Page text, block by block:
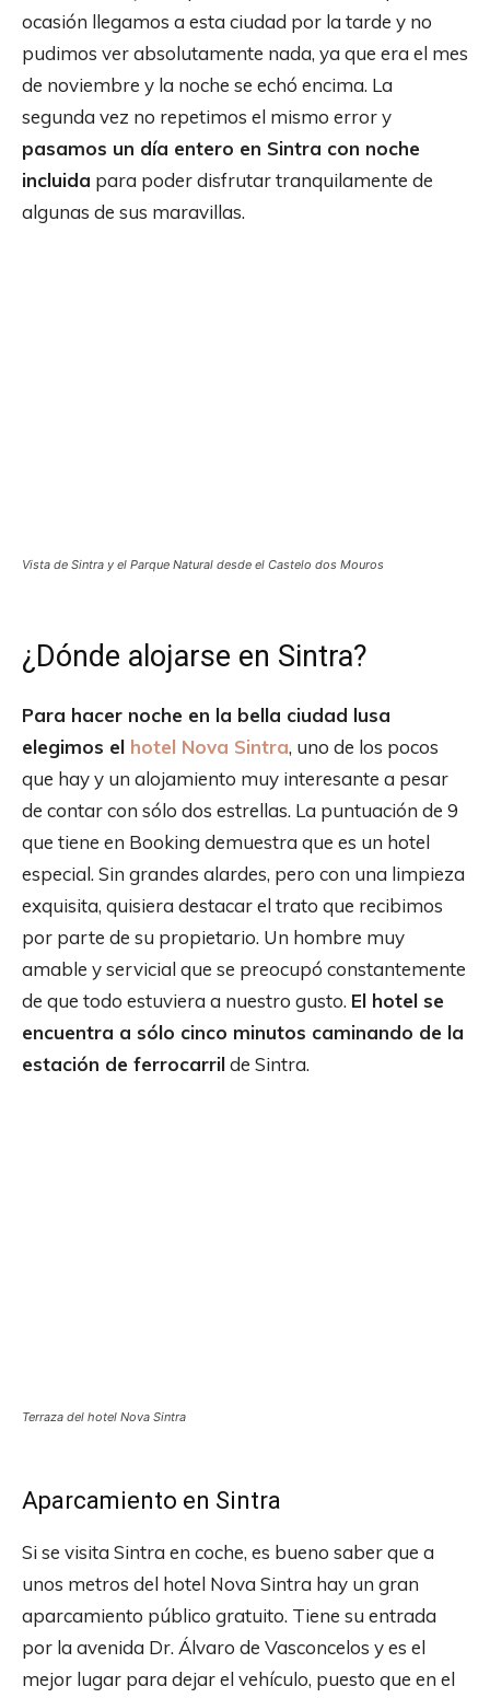
ocasión llegamos a esta ciudad por la tarde y no
pudimos ver absolutamente nada, ya que era el mes
de noviembre y la noche se echó encima. La
segunda vez no repetimos el mismo error y
pasamos un día entero en Sintra con noche
incluida para poder disfrutar tranquilamente de
algunas de sus maravillas.
Vista de Sintra y el Parque Natural desde el Castelo dos Mouros
¿Dónde alojarse en Sintra?
Para hacer noche en la bella ciudad lusa
elegimos el hotel Nova Sintra, uno de los pocos
que hay y un alojamiento muy interesante a pesar
de contar con sólo dos estrellas. La puntuación de 9
que tiene en Booking demuestra que es un hotel
especial. Sin grandes alardes, pero con una limpieza
exquisita, quisiera destacar el trato que recibimos
por parte de su propietario. Un hombre muy
amable y servicial que se preocupó constantemente
de que todo estuviera a nuestro gusto. El hotel se
encuentra a sólo cinco minutos caminando de la
estación de ferrocarrilde Sintra.
Terraza del hotel Nova Sintra
Aparcamiento en Sintra
Si se visita Sintra en coche, es bueno saber que a
unos metros del hotel Nova Sintra hay un gran
aparcamiento público gratuito. Tiene su entrada
por la avenida Dr. Álvaro de Vasconcelos y es el
mejor lugar para dejar el vehículo, puesto que en el